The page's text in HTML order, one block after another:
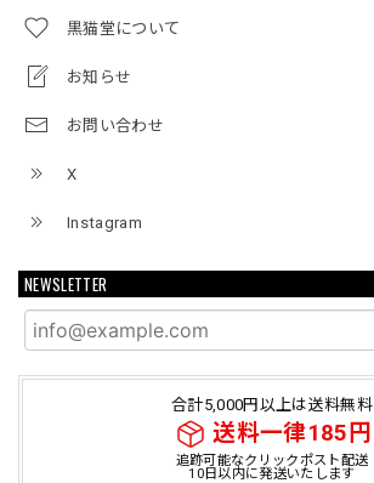
黒猫堂について
お知らせ
お問い合わせ
X
Instagram
NEWSLETTER
合計5,000円以上は送料無料
送料一律185円
追跡可能なクリックポスト配送
10日以内に発送いたします